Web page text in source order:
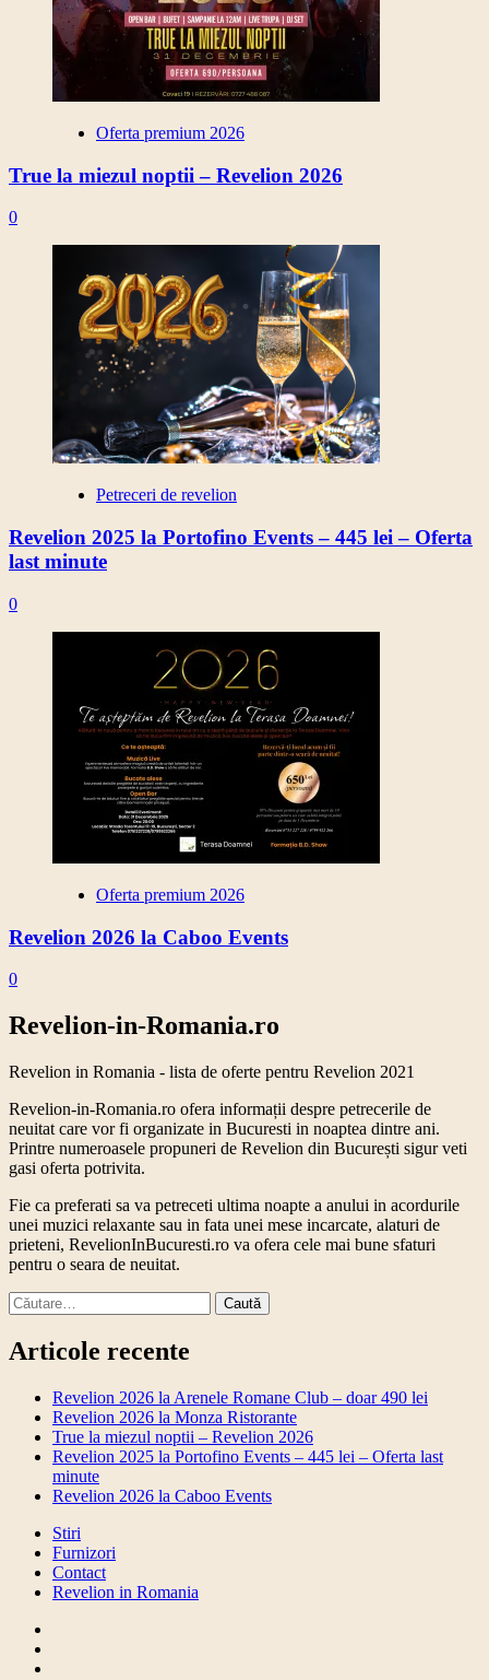
Oferta premium 2026
True la miezul noptii – Revelion 2026
0
Petreceri de revelion
Revelion 2025 la Portofino Events – 445 lei – Oferta
last minute
0
Oferta premium 2026
Revelion 2026 la Caboo Events
0
Revelion-in-Romania.ro
Revelion in Romania - lista de oferte pentru Revelion 2021
Revelion-in-Romania.ro ofera informații despre petrecerile de
neuitat care vor fi organizate in Bucuresti in noaptea dintre ani.
Printre numeroasele propuneri de Revelion din București sigur veti
gasi oferta potrivita.
Fie ca preferati sa va petreceti ultima noapte a anului in acordurile
unei muzici relaxante sau in fata unei mese incarcate, alaturi de
prieteni, RevelionInBucuresti.ro va ofera cele mai bune sfaturi
pentru o seara de neuitat.
Caută
după:
Articole recente
Revelion 2026 la Arenele Romane Club – doar 490 lei
Revelion 2026 la Monza Ristorante
True la miezul noptii – Revelion 2026
Revelion 2025 la Portofino Events – 445 lei – Oferta last
minute
Revelion 2026 la Caboo Events
Stiri
Furnizori
Contact
Revelion in Romania